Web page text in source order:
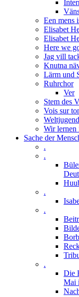
Een
Elisabet
Elisabet
Here we
Jag vill
Knutna
Lärm und
Ruhrchor
Ver
Stem des
Vois sur
Wir
Sache der
.
.
.
.
.
Die
Mai